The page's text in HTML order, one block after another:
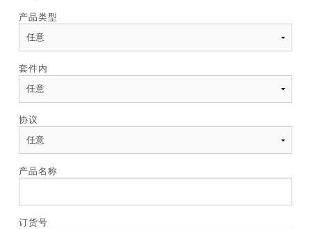
产品类型
套件内
协议
产品名称
订货号